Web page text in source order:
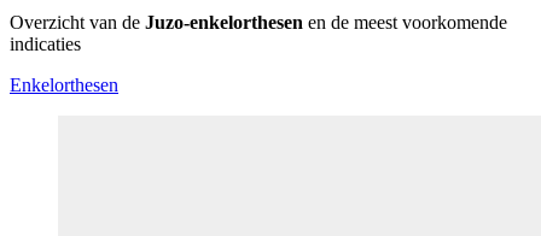
Overzicht van de Juzo-enkelorthesen en de meest voorkomende
indicaties
Enkelorthesen